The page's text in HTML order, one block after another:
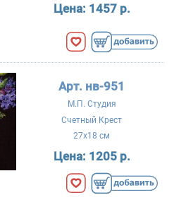
Цена: 1457 р.
Арт. нв-951
М.П. Студия
Счетный Крест
27x18 см
Цена: 1205 р.